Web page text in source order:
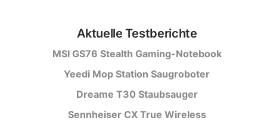
Aktuelle Testberichte
MSI GS76 Stealth Gaming-Notebook
Yeedi Mop Station Saugroboter
Dreame T30 Staubsauger
Sennheiser CX True Wireless